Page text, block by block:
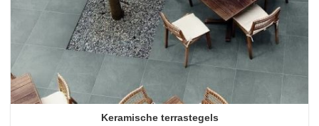
Keramische terrastegels